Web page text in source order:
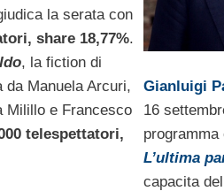
la serata con
share 18,77%.
, la fiction di
da Manuela Arcuri,
Milillo e Francesco
telespettatori,
Gianluigi
16
programma
L’ultima
capacita